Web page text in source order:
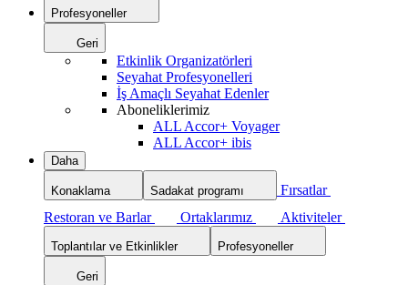
Profesyoneller
Geri
Etkinlik Organizatörleri
Seyahat Profesyonelleri
İş Amaçlı Seyahat Edenler
Aboneliklerimiz
ALL Accor+ Voyager
ALL Accor+ ibis
Daha
Konaklama Sadakat programı
Fırsatlar
Restoran ve Barlar
Ortaklarımız Aktiviteler
Toplantılar ve Etkinlikler Profesyoneller
Geri